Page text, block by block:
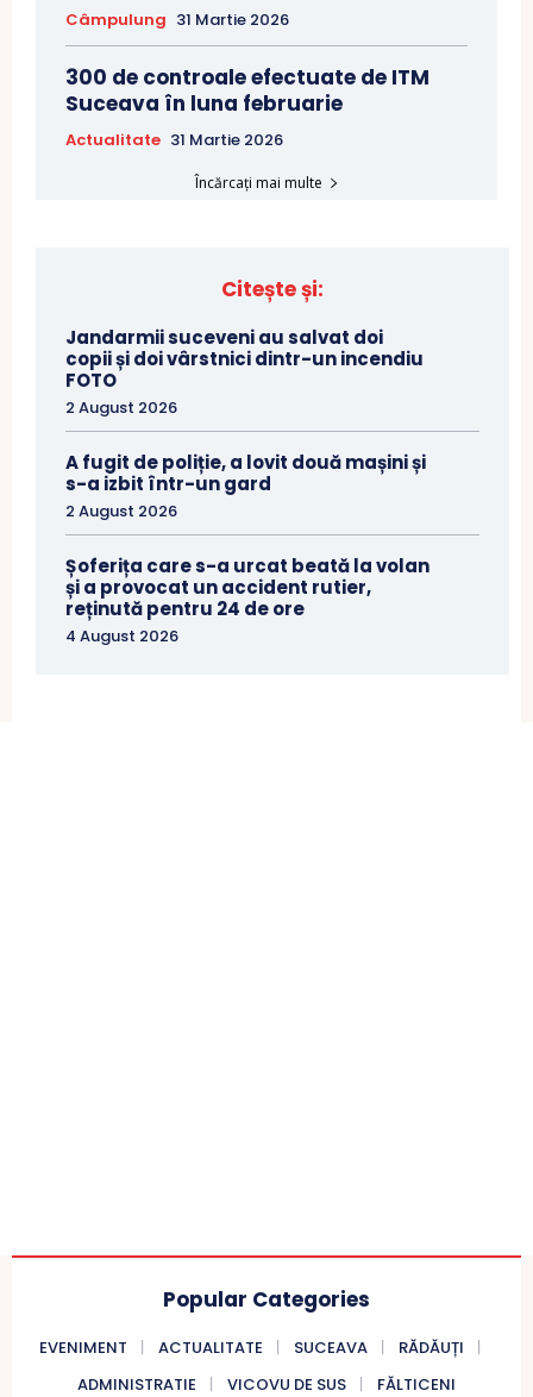
Câmpulung 31 Martie 2026
300 de controale efectuate de ITM
Suceava în luna februarie
Actualitate 31 Martie 2026
Încărcați mai multe
Citește și:
Jandarmii suceveni au salvat doi
copii și doi vârstnici dintr-un incendiu
FOTO
2 August 2026
A fugit de poliție, a lovit două mașini și
s-a izbit într-un gard
2 August 2026
Șoferița care s-a urcat beată la volan
și a provocat un accident rutier,
reținută pentru 24 de ore
4 August 2026
Popular Categories
EVENIMENT ACTUALITATE SUCEAVA
RĂDĂUȚI
ADMINISTRATIE
VICOVU DE SUS FĂLTICENI